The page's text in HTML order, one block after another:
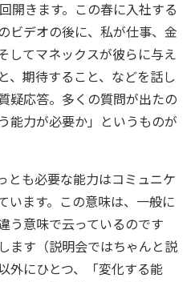
開きます。この春に入社する
ビデオの後に、私が仕事、金
してマネックスが彼らに与え
、期待すること、などを話し
疑応答。多くの質問が出たの
能力が必要か」というものが
とも必要な能力はコミュニケ
います。この意味は、一般に
う意味で云っているのです
ます（説明会ではちゃんと説
外にひとつ、「変化する能